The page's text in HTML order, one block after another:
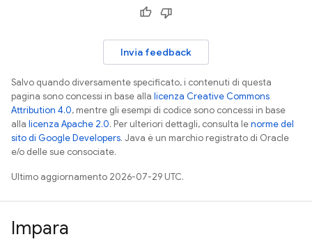
Invia feedback
Salvo quando diversamente specificato, i contenuti di questa
pagina sono concessi in base alla licenza Creative Commons
Attribution 4.0, mentre gli esempi di codice sono concessi in base
alla licenza Apache 2.0. Per ulteriori dettagli, consulta lenorme del
sito di Google Developers. Java è un marchio registrato di Oracle
e/o delle sue consociate.
Ultimo aggiornamento 2026-07-29 UTC.
Impara